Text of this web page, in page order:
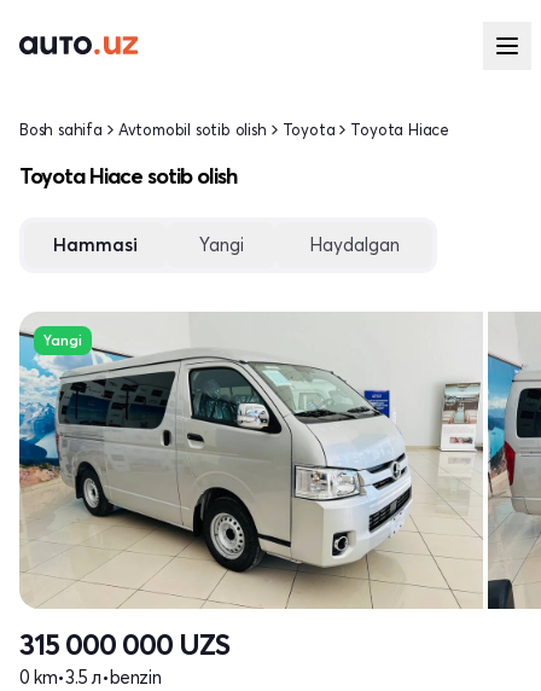
Bosh sahifa Avtomobil sotib olish Toyota Toyota Hiace
Toyota Hiace sotib olish
Hammasi Yangi Haydalgan
Yangi
315 000 000 UZS
0 km•3.5 л•benzin